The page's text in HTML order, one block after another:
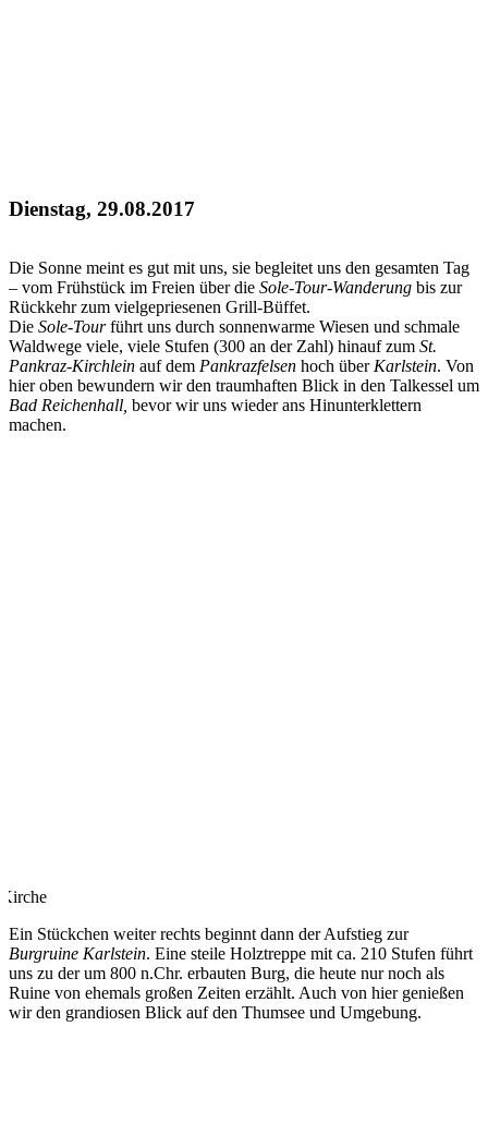
Dienstag, 29.08.2017
Die Sonne meint es gut mit uns, sie begleitet uns den gesamten Tag
– vom Frühstück im Freien über die Sole-Tour-Wanderung bis zur
Rückkehr zum vielgepriesenen Grill-Büffet.
Die Sole-Tourführt uns durch sonnenwarme Wiesen und schmale
Waldwege viele, viele Stufen (300 an der Zahl) hinauf zum St.
Pankraz-Kirchlein auf dem Pankrazfelsen hoch über Karlstein. Von
hier oben bewundern wir den traumhaften Blick in den Talkessel um
Bad Reichenhall, bevor wir uns wieder ans Hinunterklettern
machen.
Ein Stückchen weiter rechts beginnt dann der Aufstieg zur
Burgruine Karlstein. Eine steile Holztreppe mit ca. 210 Stufen führt
uns zu der um 800 n.Chr. erbauten Burg, die heute nur noch als
Ruine von ehemals großen Zeiten erzählt. Auch von hier genießen
wir den grandiosen Blick auf den Thumsee und Umgebung.